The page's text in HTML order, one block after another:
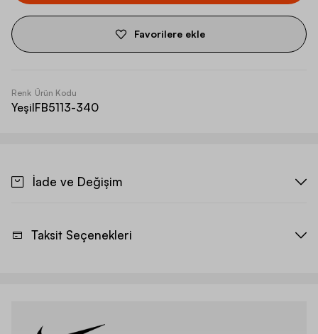
Favorilere ekle
Renk
Yeşil
Ürün Kodu
FB5113-340
İade ve Değişim
Taksit Seçenekleri